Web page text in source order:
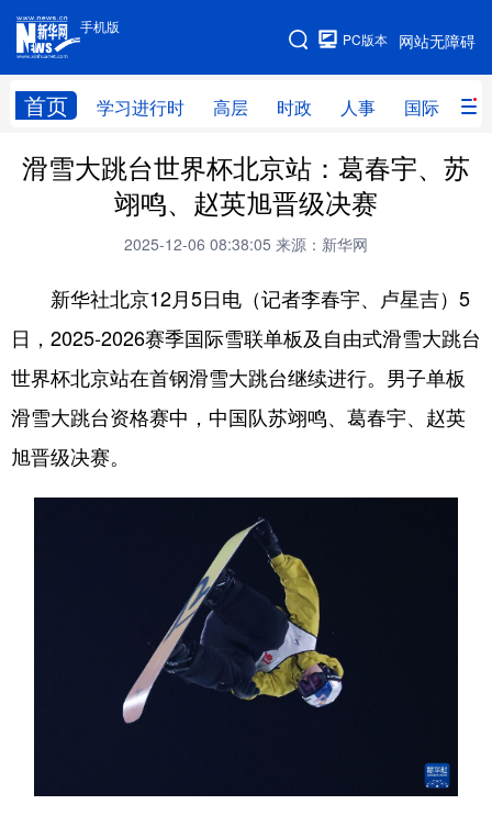
手机版
网站无障碍
PC版本
首页 学习进行时 高层 时政 人事 国际 财
手机版
网站地图
学习进行时 高层 时政 人事
财经 网评
思客智库 全球连线
科技 科普 体育 文化
健康 军事 访谈 视频
图片 中央文件 金融
公益 书画
上市公司 投教基地
山西
滑雪大跳台世界杯北京站：葛春宇、苏
翊鸣、赵英旭晋级决赛
2025-12-06 08:38:05 来源：新华网
新华社北京12月5日电（记者李春宇、卢星吉）5
日，2025-2026赛季国际雪联单板及自由式滑雪大跳台
世界杯北京站在首钢滑雪大跳台继续进行。男子单板
滑雪大跳台资格赛中，中国队苏翊鸣、葛春宇、赵英
旭晋级决赛。